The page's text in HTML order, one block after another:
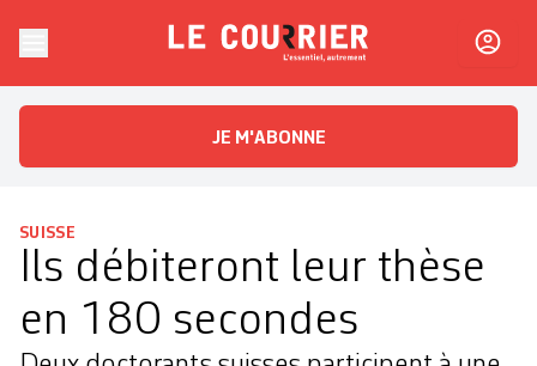
Le CourrierL'essentiel, autrement
JE M'ABONNE
SUISSE
Ils débiteront leur thèse
en 180 secondes